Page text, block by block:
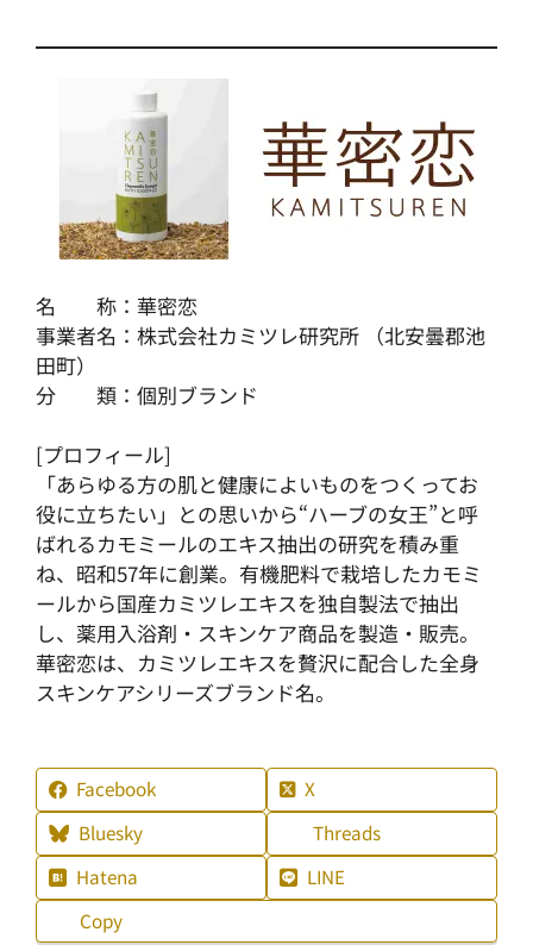
名 称：華密恋
事業者名：株式会社カミツレ研究所 （北安曇郡池
田町）
分 類：個別ブランド
[プロフィール]
「あらゆる方の肌と健康によいものをつくってお
役に立ちたい」との思いから“ハーブの女王”と呼
ばれるカモミールのエキス抽出の研究を積み重
ね、昭和57年に創業。有機肥料で栽培したカモミ
ールから国産カミツレエキスを独自製法で抽出
し、薬用入浴剤・スキンケア商品を製造・販売。
華密恋は、カミツレエキスを贅沢に配合した全身
スキンケアシリーズブランド名。
Facebook
X
Bluesky
Threads
Hatena
LINE
Copy